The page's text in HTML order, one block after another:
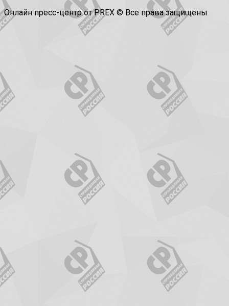
Онлайн пресс-центр от PREX © Все права защищены